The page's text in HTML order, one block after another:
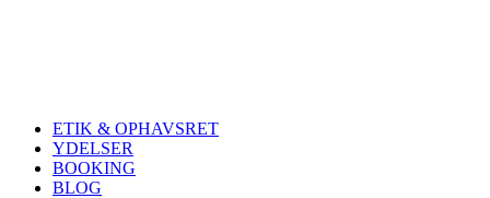
ETIK & OPHAVSRET
YDELSER
BOOKING
BLOG